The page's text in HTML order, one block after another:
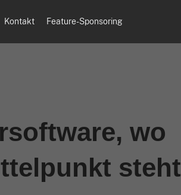
Kontakt Feature-Sponsoring
wo
steht